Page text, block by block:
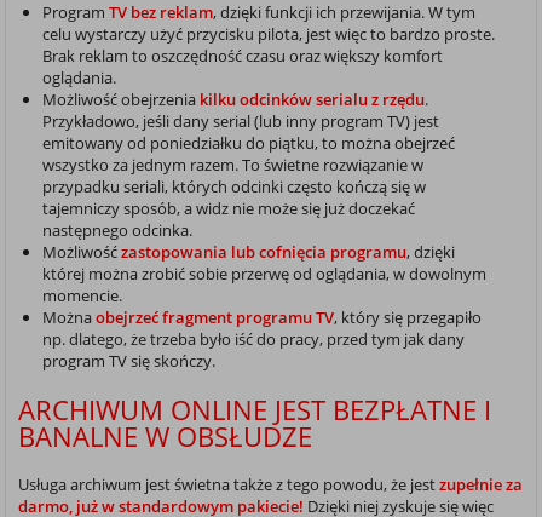
ProgramTV bez reklam, dzięki funkcji ich przewijania. W tym
celu wystarczy użyć przycisku pilota, jest więc to bardzo proste.
Brak reklam to oszczędność czasu oraz większy komfort
oglądania.
Możliwość obejrzenia kilku odcinków serialu z rzędu.
Przykładowo, jeśli dany serial (lub inny program TV) jest
emitowany od poniedziałku do piątku, to można obejrzeć
wszystko za jednym razem. To świetne rozwiązanie w
przypadku seriali, których odcinki często kończą się w
tajemniczy sposób, a widz nie może się już doczekać
następnego odcinka.
Możliwośćzastopowania lub cofnięcia programu, dzięki
której można zrobić sobie przerwę od oglądania, w dowolnym
momencie.
Możnaobejrzeć fragment programu TV, który się przegapiło
np. dlatego, że trzeba było iść do pracy, przed tym jak dany
program TV się skończy.
ARCHIWUM ONLINE JEST BEZPŁATNE I
BANALNE W OBSŁUDZE
Usługa archiwum jest świetna także z tego powodu, że jestzupełnie za
darmo, już w standardowym pakiecie! Dzięki niej zyskuje się więc